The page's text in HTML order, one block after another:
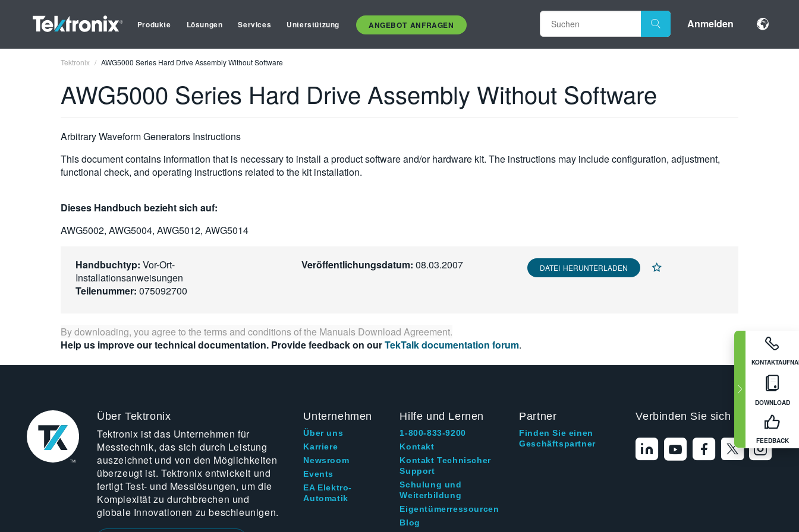
Produkte Lösungen Services Unterstützung ANGEBOT ANFRAGEN Anmelden
DOWNLOAD
FEEDBACK
Tektronix AWG5000 Series Hard Drive Assembly Without Software
AWG5000 Series Hard Drive Assembly Without Software
Arbitrary Waveform Generators Instructions
This document contains information that is necessary to install a product software and/or hardware kit. The instructions may include configuration, adjustment,
functional check, and operating instructions related to the kit installation.
Dieses Handbuch bezieht sich auf:
AWG5002, AWG5004, AWG5012, AWG5014
Handbuchtyp: Vor-Ort-
Installationsanweisungen
Teilenummer: 075092700
Veröffentlichungsdatum: 08.03.2007 DATEI HERUNTERLADEN
By downloading, you agree to the terms and conditions of the Manuals Download Agreement.
Help us improve our technical documentation. Provide feedback on ourTekTalk documentation forum.
Über Tektronix
Tektronix ist das Unternehmen für
Messtechnik, das sich durch Leistung
auszeichnet und von den Möglichkeiten
überzeugt ist. Tektronix entwickelt und
fertigt Test- und Messlösungen, um die
Komplexität zu durchbrechen und
globale Innovationen zu beschleunigen.
Unternehmen
Über uns
Karriere
Newsroom
Events
EA Elektro-
Automatik
Hilfe und Lernen
1-800-833-9200
Kontakt
Kontakt Technischer
Support
Schulung und
Weiterbildung
Eigentümerressourcen
Blog
Partner
Finden Sie einen
Geschäftspartner
Verbinden Sie sich mit uns